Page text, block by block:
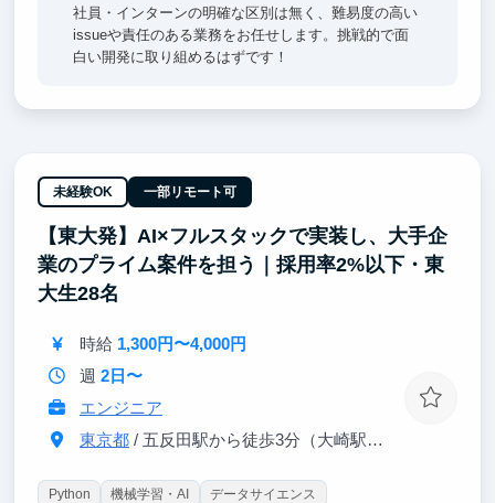
社員・インターンの明確な区別は無く、難易度の高い
issueや責任のある業務をお任せします。挑戦的で面
白い開発に取り組めるはずです！
未経験OK 一部リモート可
【東大発】AI×フルスタックで実装し、大手企
業のプライム案件を担う｜採用率2%以下・東
大生28名
時給 1,300円〜4,000円
週 2日〜
エンジニア
東京都/ 五反田駅から徒歩3分（大崎駅から徒歩8分）
Python 機械学習・AI
データサイエンス